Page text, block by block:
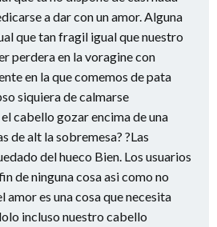
a dar con un amor. Alguna
que tan fragil igual que nuestro
perdera en la voragine con
en la que comemos de pata
siquiera de calmarse
cabello gozar encima de una
de alt la sobremesa? ?Las
del hueco Bien. Los usuarios
de ninguna cosa asi­ como no
es una cosa que necesita
incluso nuestro cabello